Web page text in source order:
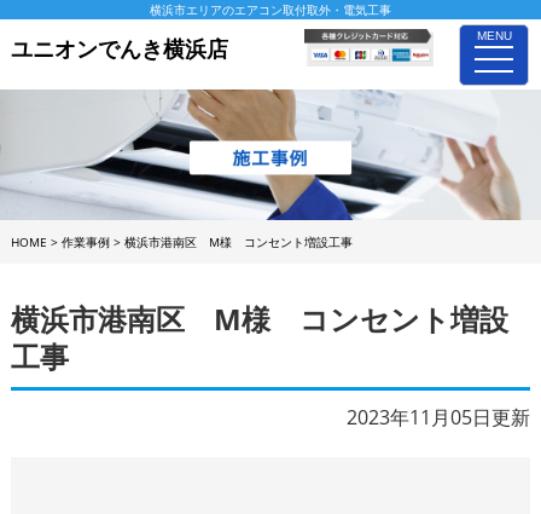
MENU
toggle
横浜市エリアのエアコン取付取外・電気工事
ユニオンでんき横浜店
HOME > 作業事例> 横浜市港南区 M様 コンセント増設工事
横浜市港南区 M様 コンセント増設
工事
2023年11月05日更新